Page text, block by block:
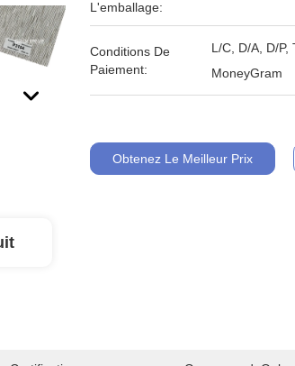
L'emballage:
Conditions De
Paiement:
L/C, D/A, D/P,
MoneyGram
Obtenez Le Meilleur Prix